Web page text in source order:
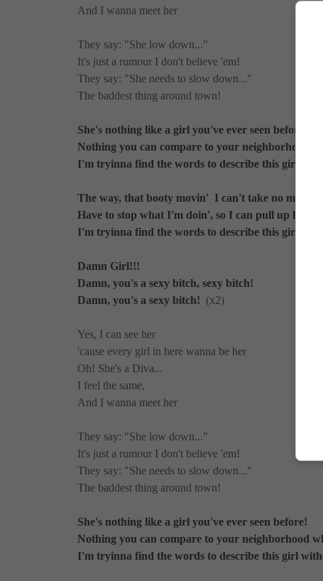
And I wanna meet her
They say: "She low down..."
It's just a rumour I don't believe 'em!
They say: "She needs to slow down..."
The baddest thing around town!
She's nothing like a girl you've ever seen before!
Nothing you can compare to your neighborhood
I'm tryinna find the words to describe this girl
The way, that booty movin' I can't take no more
Have to stop what I'm doin', so I can pull up her
I'm tryinna find the words to describe this girl
Damn Girl!!!
Damn, you's a sexy bitch, sexy bitch!
Damn, you's a sexy bitch! (x2)
Yes, I can see her
'cause every girl in here wanna be her
Oh! She's a Diva...
I feel the same,
And I wanna meet her
They say: "She low down..."
It's just a rumour I don't believe 'em!
They say: "She needs to slow down..."
The baddest thing around town!
She's nothing like a girl you've ever seen before!
Nothing you can compare to your neighborhood
I'm tryinna find the words to describe this girl